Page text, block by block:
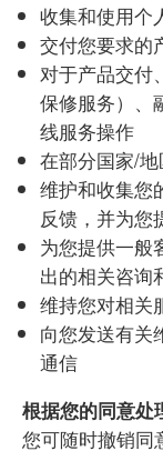
收集和使用个
交付您要求的
对于产品交付
保修服务）、
线服务操作
在部分国家/
维护和收集您
反馈，并为您
为您提供一般
出的相关咨询
维持您对相关
向您发送有关
通信
根据您的同意处
您可随时撤销同